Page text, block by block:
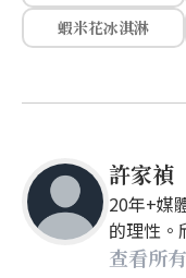
蝦米花冰淇淋
許家禎
20年+媒
的理性。
查看所